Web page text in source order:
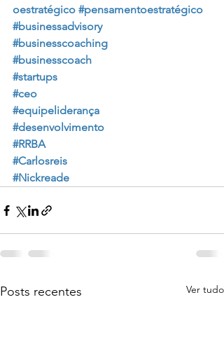
oestratégico #pensamentoestratégico
#businessadvisory
#businesscoaching
#businesscoach
#startups
#ceo
#equipeliderança
#desenvolvimento
#RRBA
#Carlosreis
#Nickreade
Posts recentes Ver tudo